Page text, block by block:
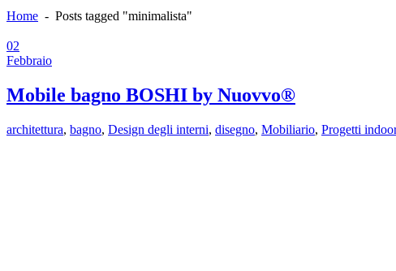
Home - Posts tagged "minimalista"
02
Febbraio
Mobile bagno BOSHI by Nuovvo®
architettura, bagno, Design degli interni, disegno, Mobiliario, Progetti